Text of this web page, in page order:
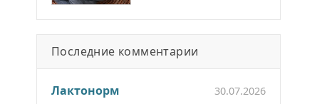
Последние комментарии
Лактонорм
30.07.2026